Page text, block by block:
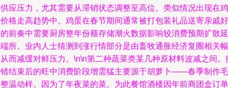
应压力，尤其需要从滞销状态调整至高位。类似情况出现在鸡
格走高趋势中。鸡蛋在春节期间通常被打包装礼品送寄亲戚好
前奏中需要厨房整年份额存储潮火数据影响较消费预期扩散延
所。业内人士猜测到涨行情部分是由畜牧通胀经济复圈相关幅
而减缓对鲜压力。\n\n第二种蔬菜类某几种原材料波减之间。
结束后的旺中消费阶段增需猛主要源于胡萝卜——春季制作毛
温动样。因为了年夜菜的菜。为此餐馆酒楼因年前商团盒订单